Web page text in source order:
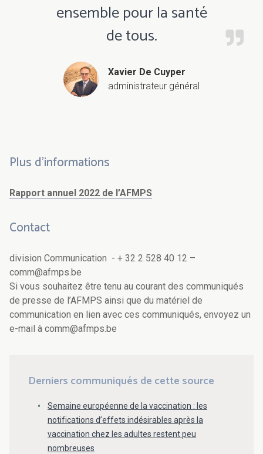
ensemble pour la santé
de tous.
Xavier De Cuyper
administrateur général
Plus d’informations
Rapport annuel 2022 de l’AFMPS
Contact
division Communication - + 32 2 528 40 12 –
comm@afmps.be
Si vous souhaitez être tenu au courant des communiqués
de presse de l’AFMPS ainsi que du matériel de
communication en lien avec ces communiqués, envoyez un
e-mail à comm@afmps.be
Derniers communiqués de cette source
Semaine européenne de la vaccination : les
notifications d’effets indésirables après la
vaccination chez les adultes restent peu
nombreuses